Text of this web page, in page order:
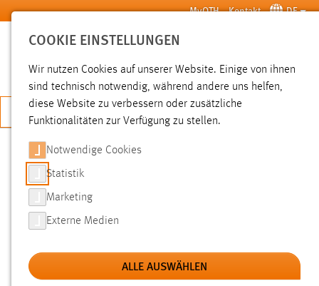
Zum Hauptinhalt springen MyOTH Kontakt DE
SUCHE
JETZT BEWERBEN
SUCHE
FILTER
Typ
COOKIE EINSTELLUNGEN
Wir nutzen Cookies auf unserer Website. Einige von ihnen
sind technisch notwendig, während andere uns helfen,
diese Website zu verbessern oder zusätzliche
Funktionalitäten zur Verfügung zu stellen.
Notwendige Cookies
Statistik
Marketing
Externe Medien
ALLE AUSWÄHLEN